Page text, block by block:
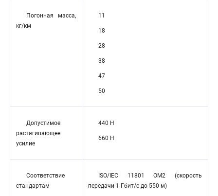
Погонная масса,
кг/км
11
18
28
38
47
50
Допустимое
растягивающее
усилие
440 Н
660 Н
Соответствие
стандартам
ISO/IEC 11801 OM2 (скорость
передачи 1 Гбит/с до 550 м)